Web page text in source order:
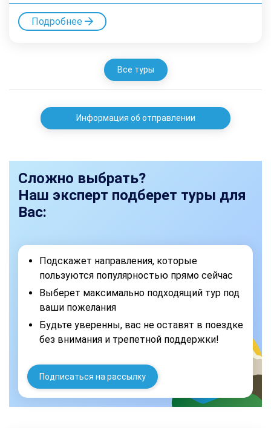
Подробнее
Все туры
Информация об отправлении
Сложно выбрать?
Наш эксперт подберет туры для
Вас:
Подскажет направления, которые
пользуются популярностью прямо сейчас
Выберет максимально подходящий тур под
ваши пожелания
Будьте уверенны, вас не оставят в поездке
без внимания и трепетной поддержки!
Подписаться на рассылку